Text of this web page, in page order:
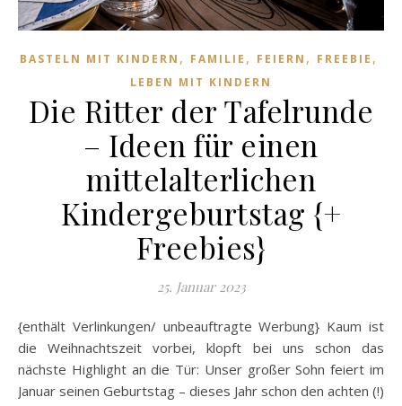
BASTELN MIT KINDERN , FAMILIE , FEIERN , FREEBIE ,
LEBEN MIT KINDERN
Die Ritter der Tafelrunde
– Ideen für einen
mittelalterlichen
Kindergeburtstag {+
Freebies}
25. Januar 2023
{enthält Verlinkungen/ unbeauftragte Werbung} Kaum ist
die Weihnachtszeit vorbei, klopft bei uns schon das
nächste Highlight an die Tür: Unser großer Sohn feiert im
Januar seinen Geburtstag – dieses Jahr schon den achten (!)